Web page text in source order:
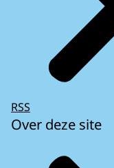
RSS
Over deze site